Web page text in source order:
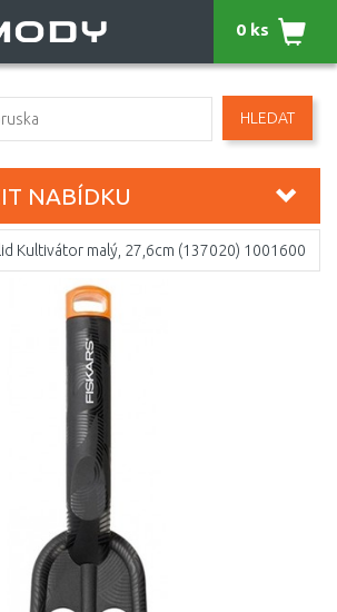
HLEDAT
0 ks
NABÍDKU
Kultivátor malý, 27,6cm (137020) 1001600